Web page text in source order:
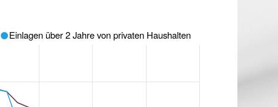
Einlagen über 2 Jahre von privaten Haushalten